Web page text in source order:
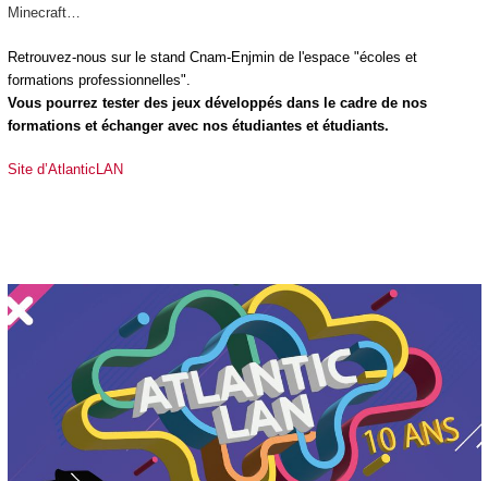
Minecraft…
Retrouvez-nous sur le stand Cnam-Enjmin de l'espace "écoles et
formations professionnelles".
Vous pourrez tester des jeux développés dans le cadre de nos
formations et échanger avec nos étudiantes et étudiants.
Site d’AtlanticLAN